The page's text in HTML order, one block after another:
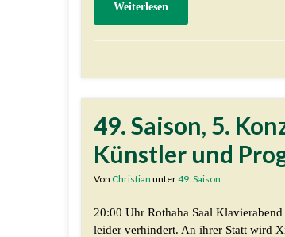
Weiterlesen
49. Saison, 5.
Künstler und
Von Christian unter49. Saison
20:00 Uhr Rothaha Saal
leider verhindert. An ihrer Statt wird